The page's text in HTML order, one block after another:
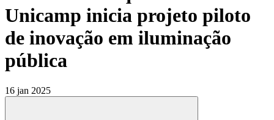
Unicamp inicia projeto piloto
de inovação em iluminação
pública
16 jan 2025